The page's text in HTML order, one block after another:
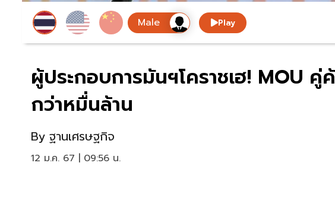
Play
ผู้ประกอบการมันฯโคราชเฮ! MOU คู่
กว่าหมื่นล้าน
By ฐานเศรษฐกิจ
12 ม.ค. 67 | 09:56 น.